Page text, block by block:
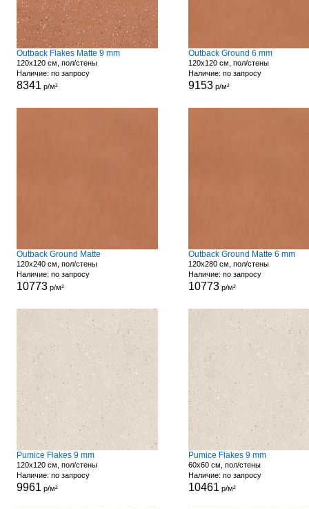
Outback Flakes Matte 9 mm
120x120 см, пол/стены
Наличие: по запросу
8341 р/м²
Outback Ground 6 mm
120x120 см, пол/стены
Наличие: по запросу
9153р/м²
Outback Ground Matte
120x240 см, пол/стены
Наличие: по запросу
10773р/м²
Outback Ground Matte 6 mm
120x280 см, пол/стены
Наличие: по запросу
10773р/м²
Pumice Flakes 9 mm
120x120 см, пол/стены
Наличие: по запросу
9961 р/м²
Pumice Flakes 9 mm
60x60 см, пол/стены
Наличие: по запросу
10461 р/м²